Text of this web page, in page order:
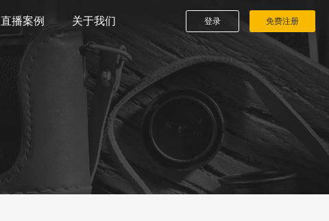
直播案例 关于我们 登录 免费注册